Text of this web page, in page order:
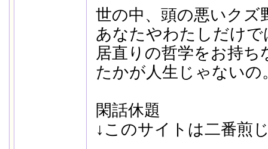
世の中、頭の悪いクズ
あなたやわたしだけ
居直りの哲学をお持ち
たかが人生じゃないの
閑話休題
↓このサイトは二番煎